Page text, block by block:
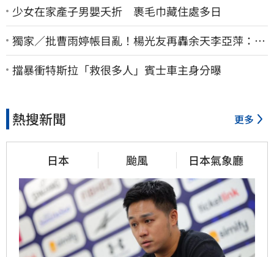
少女在家產子男嬰夭折 裹毛巾藏住處多日
獨家／批曹雨婷帳目亂！楊光友再轟余天李亞萍：他
們工會跟演藝圈沒關
擋暴衝特斯拉「救很多人」賓士車主身分曝
熱搜新聞 更多
日本 颱風 日本氣象廳